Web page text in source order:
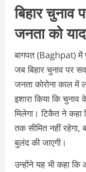
बिहार चुनाव
जनता को याद
बागपत (Baghpat) में
जब बिहार चुनाव पर
जनता कोरोना काल में
इशारा किया कि
मिलेगा। टिकैत ने
तक सीमित नहीं
बुलंद की जाएगी।
उन्होंने यह भी कहा